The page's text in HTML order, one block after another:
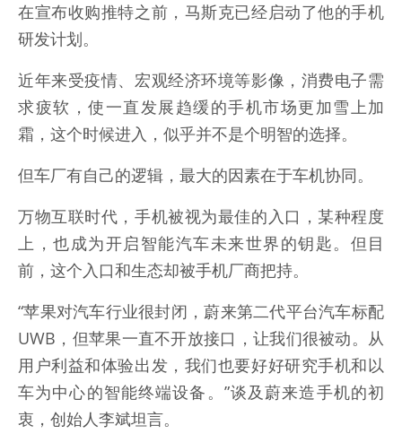
在宣布收购推特之前，马斯克已经启动了他的手机
研发计划。
近年来受疫情、宏观经济环境等影像，消费电子需
求疲软，使一直发展趋缓的手机市场更加雪上加
霜，这个时候进入，似乎并不是个明智的选择。
但车厂有自己的逻辑，最大的因素在于车机协同。
万物互联时代，手机被视为最佳的入口，某种程度
上，也成为开启智能汽车未来世界的钥匙。但目
前，这个入口和生态却被手机厂商把持。
“苹果对汽车行业很封闭，蔚来第二代平台汽车标配
UWB，但苹果一直不开放接口，让我们很被动。从
用户利益和体验出发，我们也要好好研究手机和以
车为中心的智能终端设备。”谈及蔚来造手机的初
衷，创始人李斌坦言。